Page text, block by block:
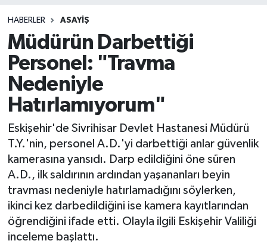
HABERLER ASAYIŞ
Müdürün Darbettiği
Personel: "Travma
Nedeniyle
Hatırlamıyorum"
Eskişehir'de Sivrihisar Devlet Hastanesi Müdürü
T.Y.'nin, personel A.D.'yi darbettiği anlar güvenlik
kamerasına yansıdı. Darp edildiğini öne süren
A.D., ilk saldırının ardından yaşananları beyin
travması nedeniyle hatırlamadığını söylerken,
ikinci kez darbedildiğini ise kamera kayıtlarından
öğrendiğini ifade etti. Olayla ilgili Eskişehir Valiliği
inceleme başlattı.